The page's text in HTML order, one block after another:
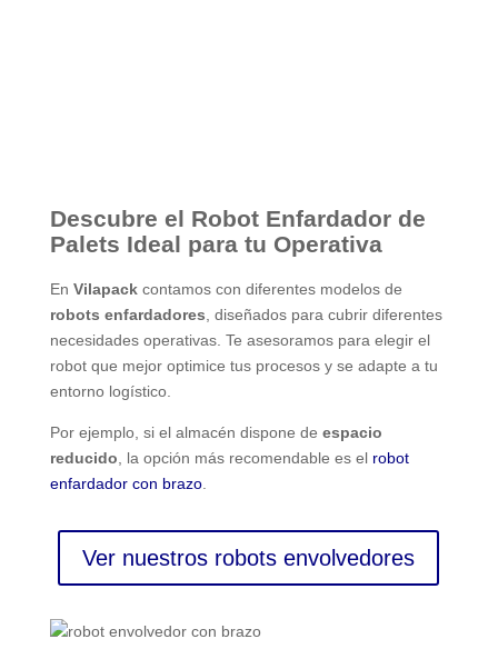
Descubre el Robot Enfardador de
Palets Ideal para tu Operativa
En Vilapackcontamos con diferentes modelos de
robots enfardadores , diseñados para cubrir diferentes
necesidades operativas. Te asesoramos para elegir el
robot que mejor optimice tus procesos y se adapte a tu
entorno logístico.
Por ejemplo, si el almacén dispone de espacio
reducido , la opción más recomendable es el robot
enfardador con brazo.
Ver nuestros robots envolvedores